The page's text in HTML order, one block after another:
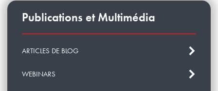
Publications et Multimédia
ARTICLES DE BLOG
WEBINARS